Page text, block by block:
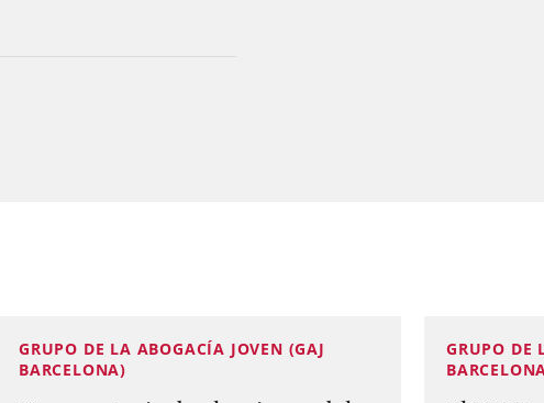
GRUPO DE LA ABOGACÍA JOVEN (GAJ
BARCELONA)
GRUPO DE